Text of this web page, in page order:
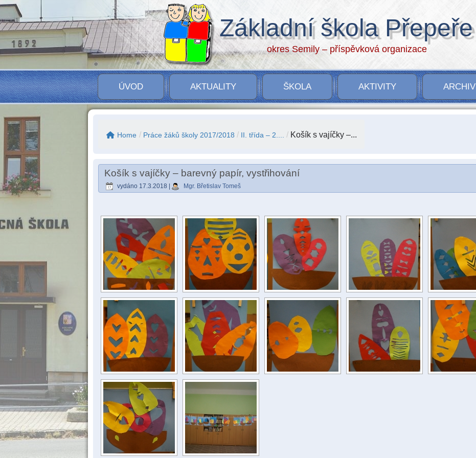
Základní škola Přepeře
okres Semily – příspěvková organizace
ÚVOD AKTUALITY ŠKOLA AKTIVITY ARCHIV
Home / Práce žáků školy 2017/2018 / II. třída – 2.... / Košík s vajíčky –...
Košík s vajíčky – barevný papír, vystřihování
vydáno 17.3.2018 Mgr. Břetislav Tomeš